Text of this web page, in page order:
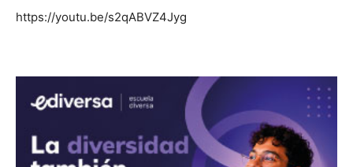
https://youtu.be/s2qABVZ4Jyg